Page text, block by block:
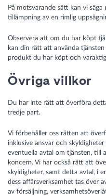
På motsvarande sätt kan vi
tillämpning av en rimlig
Observera att om du har köpt
kan din rätt att använda
produkt du har köpt och
Övriga villkor
Du har inte rätt att överföra
tredje part.
Vi förbehåller oss rätten att
inklusive ansvar och
eventuella avtal om tjänsten, till
koncern. Vi har också rätt att
skyldigheter, samt detta avtal, i
dess affärsverksamhet tas över
av försäljning,